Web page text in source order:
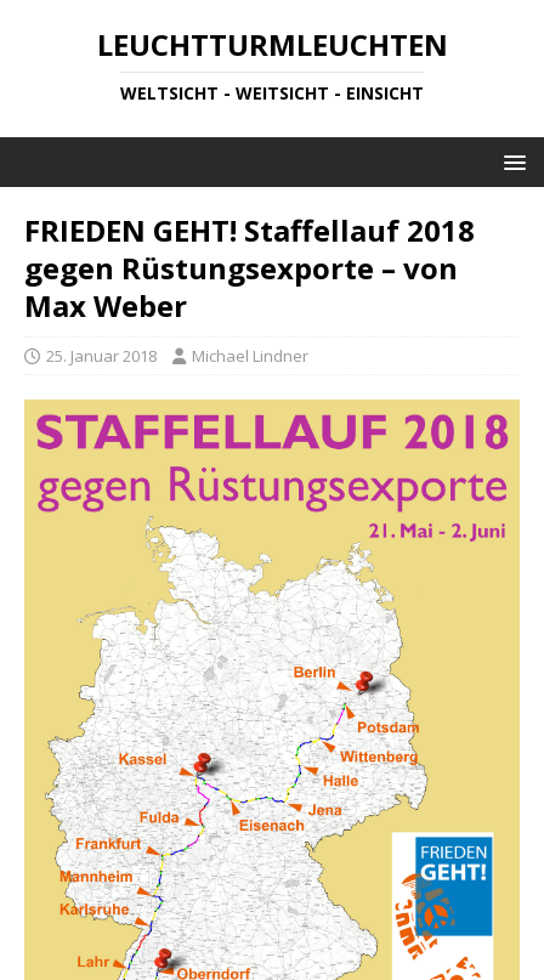
LEUCHTTURMLEUCHTEN
WELTSICHT - WEITSICHT - EINSICHT
FRIEDEN GEHT! Staffellauf 2018
gegen Rüstungsexporte – von
Max Weber
25. Januar 2018 Michael Lindner